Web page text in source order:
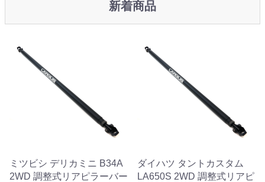
新着商品
ミツビシ デリカミニ B34A
2WD 調整式リアピラーバー
ダイハツ タントカスタム
LA650S 2WD 調整式リアピ